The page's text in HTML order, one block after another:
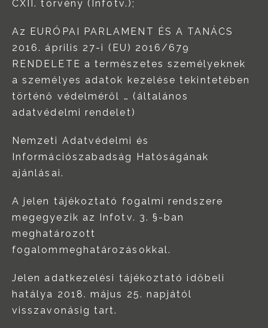
CXII. törvény (Infotv.);
Az EURÓPAI PARLAMENT ÉS A TANÁCS
2016. április 27-i (EU) 2016/679
RENDELETE a természetes személyeknek
a személyes adatok kezelése tekintetében
történő védelméről … (általános
adatvédelmi rendelet)
Nemzeti Adatvédelmi és
Információszabadság Hatóságának
ajánlásai.
A jelen tájékoztató fogalmi rendszere
megegyezik az Infotv. 3. §-ban
meghatározott
fogalommeghatározásokkal.
Jelen adatkezelési tájékoztató időbeli
hatálya 2018. május 25. napjától
visszavonásig tart.